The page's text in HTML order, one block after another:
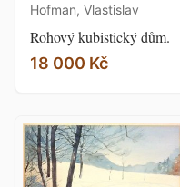
Hofman, Vlastislav
Rohový kubistický dům.
18 000 Kč